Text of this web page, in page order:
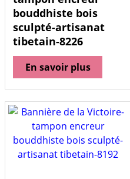
bouddhiste bois
sculpté-artisanat
tibetain-8226
En savoir plus